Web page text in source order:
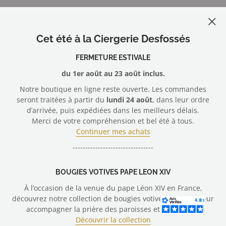
Cet été à la Ciergerie Desfossés
FERMETURE ESTIVALE
du 1er août au 23 août inclus.
Notre boutique en ligne reste ouverte. Les commandes
seront traitées à partir du lundi 24 août, dans leur ordre
d’arrivée, puis expédiées dans les meilleurs délais.
Merci de votre compréhension et bel été à tous.
Continuer mes achats
--------------------------------
BOUGIES VOTIVES PAPE LEON XIV
À l’occasion de la venue du pape Léon XIV en France,
découvrez notre collection de bougies votives conçues pour
accompagner la prière des paroisses et des fidèles.
Découvrir la collection
+33 (0)2 40 30 15 32
Mentions légales
Membre duSyndicat Général des Fabricants de Bougies
Nous acceptons
© 2026 Ciergerie Desfossés - vente en ligne cierges, bougies votives
Droit de rétractation